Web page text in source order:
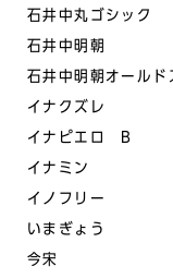
石井中丸ゴシック
石井中明朝
石井中明朝オールド
イナクズレ
イナピエロ B
イナミン
イノフリー
いまぎょう
今宋